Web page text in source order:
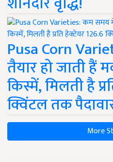
Pusa Corn
तैयार हो जाती हैं
किस्में, मिलती है
क्विंटल तक
More